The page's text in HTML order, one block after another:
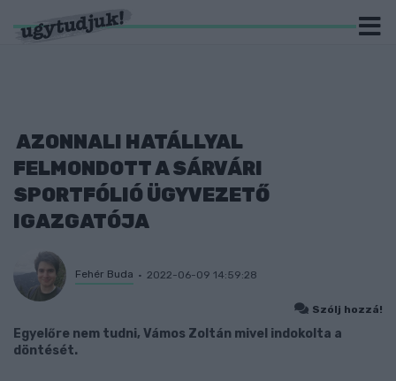
AZONNALI HATÁLLYAL
FELMONDOTT A SÁRVÁRI
SPORTFÓLIÓ ÜGYVEZETŐ
IGAZGATÓJA
Fehér Buda 2022-06-09 14:59:28
Szólj hozzá!
Egyelőre nem tudni, Vámos Zoltán mivel indokolta a
döntését.